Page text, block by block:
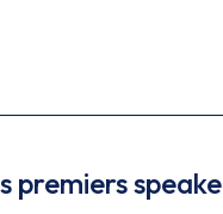
premiers